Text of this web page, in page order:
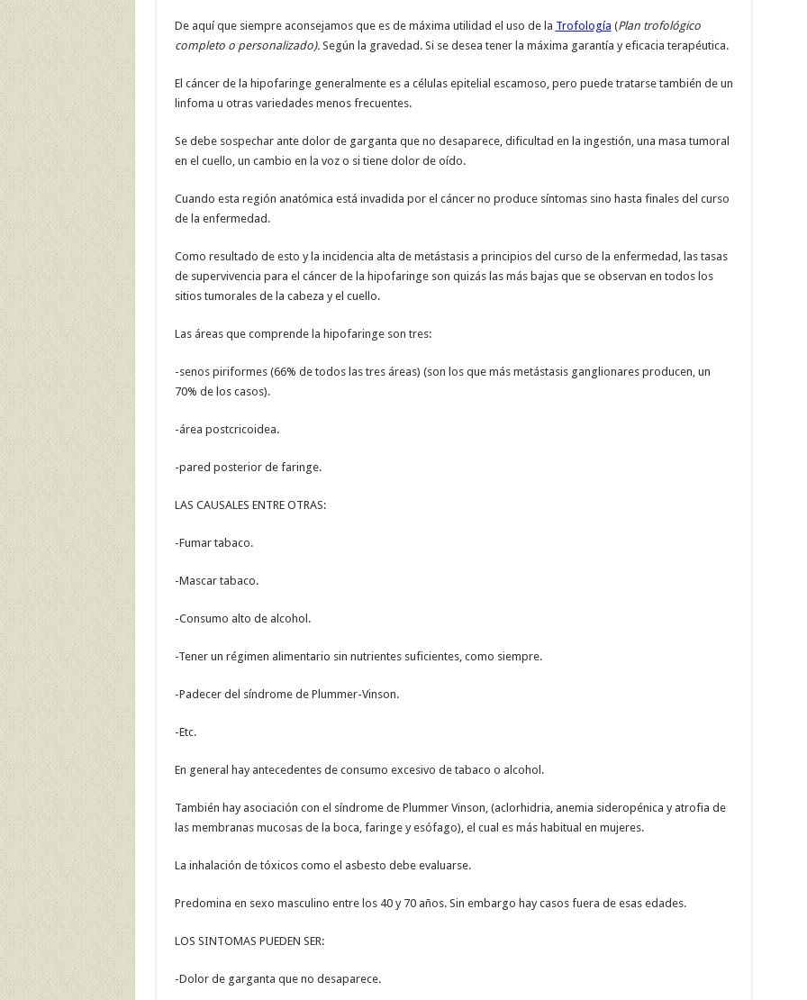
De aquí que siempre aconsejamos que es de máxima utilidad el uso de la Trofología (Plan trofológico
completo o personalizado). Según la gravedad. Si se desea tener la máxima garantía y eficacia terapéutica.
El cáncer de la hipofaringe generalmente es a células epitelial escamoso, pero puede tratarse también de un
linfoma u otras variedades menos frecuentes.
Se debe sospechar ante dolor de garganta que no desaparece, dificultad en la ingestión, una masa tumoral
en el cuello, un cambio en la voz o si tiene dolor de oído.
Cuando esta región anatómica está invadida por el cáncer no produce síntomas sino hasta finales del curso
de la enfermedad.
Como resultado de esto y la incidencia alta de metástasis a principios del curso de la enfermedad, las tasas
de supervivencia para el cáncer de la hipofaringe son quizás las más bajas que se observan en todos los
sitios tumorales de la cabeza y el cuello.
Las áreas que comprende la hipofaringe son tres:
-senos piriformes (66% de todos las tres áreas) (son los que más metástasis ganglionares producen, un
70% de los casos).
-área postcricoidea.
-pared posterior de faringe.
LAS CAUSALES ENTRE OTRAS:
-Fumar tabaco.
-Mascar tabaco.
-Consumo alto de alcohol.
-Tener un régimen alimentario sin nutrientes suficientes, como siempre.
-Padecer del síndrome de Plummer-Vinson.
-Etc.
En general hay antecedentes de consumo excesivo de tabaco o alcohol.
También hay asociación con el síndrome de Plummer Vinson, (aclorhidria, anemia sideropénica y atrofia de
las membranas mucosas de la boca, faringe y esófago), el cual es más habitual en mujeres.
La inhalación de tóxicos como el asbesto debe evaluarse.
Predomina en sexo masculino entre los 40 y 70 años. Sin embargo hay casos fuera de esas edades.
LOS SINTOMAS PUEDEN SER:
-Dolor de garganta que no desaparece.